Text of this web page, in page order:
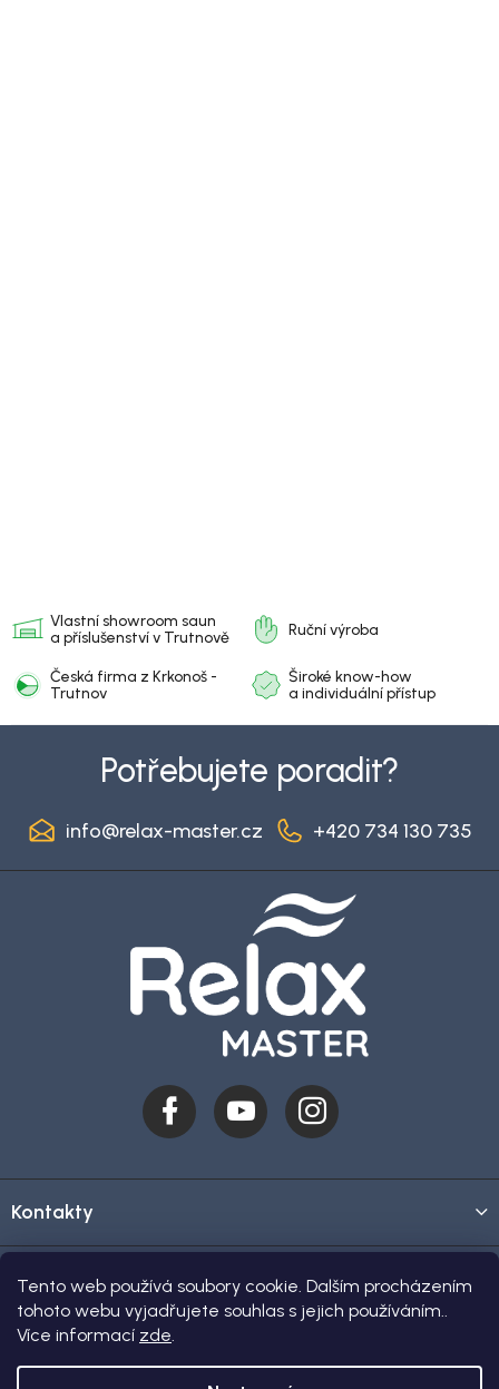
Tento web používá soubory cookie. Dalším procházením
tohoto webu vyjadřujete souhlas s jejich používáním..
Více informací zde.
Vlastní showroom saun
a příslušenství v Trutnově
Ruční výroba
Česká firma z Krkonoš -
Trutnov
Široké know-how
a individuální přístup
Potřebujete poradit?
info@relax-master.cz +420 734 130 735
Kontakty
O nákupu
Showroom